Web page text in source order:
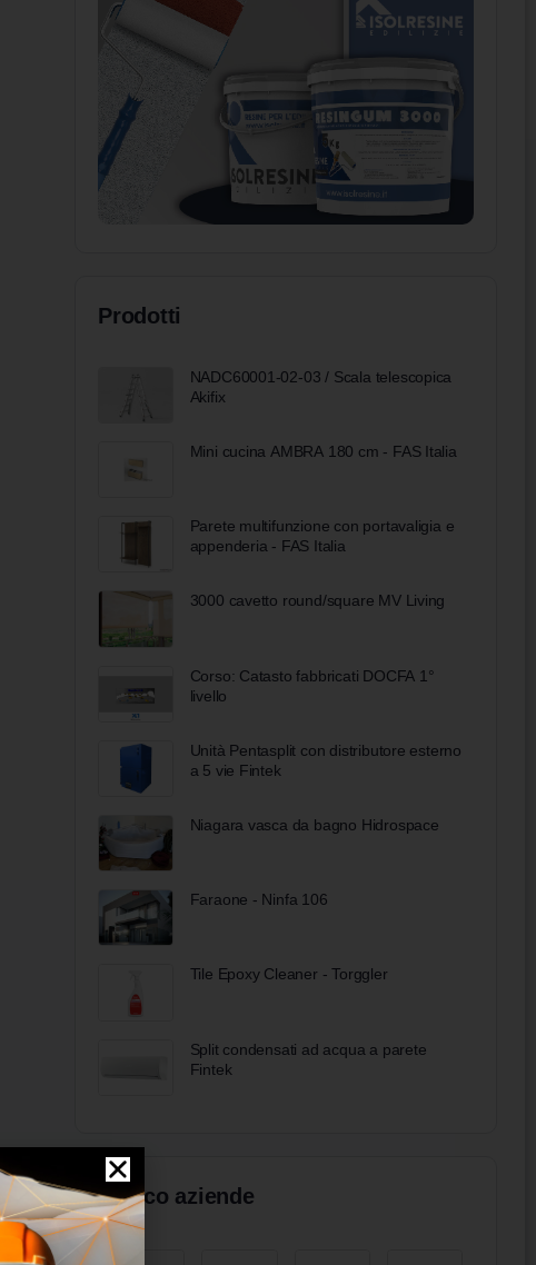
Prodotti
NADC60001-02-03 / Scala telescopica
Akifix
Mini cucina AMBRA 180 cm - FAS Italia
Parete multifunzione con portavaligia e
appenderia - FAS Italia
3000 cavetto round/square MV Living
Corso: Catasto fabbricati DOCFA 1°
livello
Unità Pentasplit con distributore esterno
a 5 vie Fintek
Niagara vasca da bagno Hidrospace
Faraone - Ninfa 106
Tile Epoxy Cleaner - Torggler
Split condensati ad acqua a parete
Fintek
Elenco aziende